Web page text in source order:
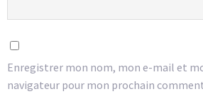
Enregistrer mon nom, mon e-mail et
navigateur pour mon prochain